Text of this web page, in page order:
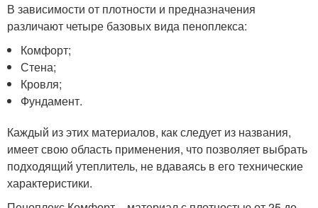
В зависимости от плотности и предназначения
различают четыре базовых вида пеноплекса:
Комфорт;
Стена;
Кровля;
Фундамент.
Каждый из этих материалов, как следует из названия,
имеет свою область применения, что позволяет выбрать
подходящий утеплитель, не вдаваясь в его технические
характеристики.